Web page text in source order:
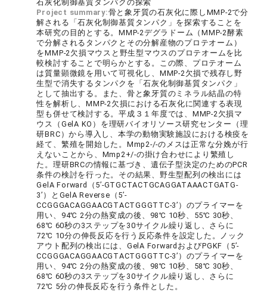
石灰化制御基質タンパクの探索
Project summary:骨と象牙質の石灰化に際しMMP-2で分
解される「石灰化制御基質タンパク」を探索することを
本研究の目的とする。MMP-2デグラドーム（MMP-2酵素
で分解されるタンパクとその分解産物のプロテオーム）
をMMP-2欠損マウスと野生型マウスのプロテオームを比
較検討することで明らかとする。この際、プロテオーム
は質量顕微鏡を用いて可視化し、MMP-2欠損で残存し野
生型で消失するタンパクを「石灰化制御基質タンパク」
として抽出する。また、骨と象牙質のミネラル結晶の特
性を解析し、MMP-2欠損における石灰化に関連する表現
型も併せて検討する。平成３１年度では、MMP-2欠損マ
ウス（GelA KO）を理研バイオリソース研究センター（理
研BRC）から導入し、本学の動物実験施設における検疫を
経て、繁殖を開始した。Mmp2-/-のメスは正常な分娩が行
えないことから、Mmp2+/-の掛け合わせにより繁殖し
た。理研BRCの情報に基づき、遺伝子型決定のためのPCR
条件の検討を行った。その結果、野生型配列の検出には
GelA Forward（5’-GTGCTACTGCAGGATAAACTGATG-
3’）とGelA Reverse（5’-
CCGGGACAGGAACGTACTGGGTTC-3’）のプライマーを
用い、94℃ 2分の熱変成の後、98℃ 10秒、55℃ 30秒、
68℃ 60秒の3ステップを30サイクル繰り返し、さらに
72℃ 10分の伸長反応を行う反応条件を設定した。ノック
アウト配列の検出には、GelA ForwardおよびPGKF（5’-
CCGGGACAGGAACGTACTGGGTTC-3’）のプライマーを
用い、94℃ 2分の熱変成の後、98℃ 10秒、58℃ 30秒、
68℃ 60秒の3ステップを30サイクル繰り返し、さらに
72℃ 5分の伸長反応を行う条件とした。